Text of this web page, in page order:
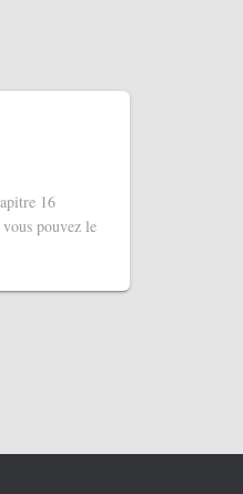
16
pouvez le